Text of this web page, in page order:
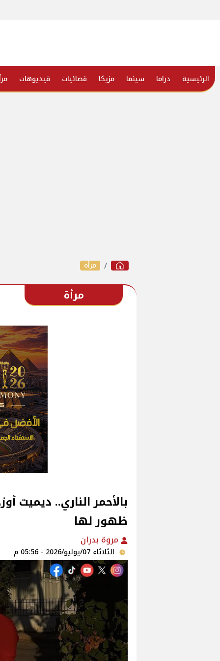
الرئيسية دراما سينما مزيكا فضائيات فيديوهات
مرأة
مرأة
بالأحمر الناري.. ديميت
ظهور لها
مروة بدران
الثلاثاء 07/يوليو/2026 - 05:56 م